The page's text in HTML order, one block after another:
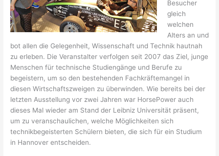
Besucher
gleich
welchen
Alters an und
bot allen die Gelegenheit, Wissenschaft und Technik hautnah
zu erleben. Die Veranstalter verfolgen seit 2007 das Ziel, junge
Menschen für technische Studiengänge und Berufe zu
begeistern, um so den bestehenden Fachkräftemangel in
diesen Wirtschaftszweigen zu überwinden. Wie bereits bei der
letzten Ausstellung vor zwei Jahren war HorsePower auch
dieses Mal wieder am Stand der Leibniz Universität präsent,
um zu veranschaulichen, welche Möglichkeiten sich
technikbegeisterten Schülern bieten, die sich für ein Studium
in Hannover entscheiden.